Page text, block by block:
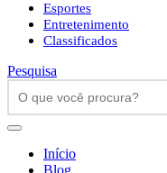
Esportes
Entretenimento
Classificados
Pesquisa
Início
Blog